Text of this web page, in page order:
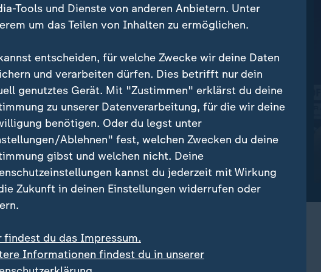
macht Schluss
Olympiasiegerin Gut-
beendet Karriere
Video 0:30
Zweimal EM-Gold gewonnen
Wasserspringer Wesemann:
"Ich bin unfassbar
zufrieden"
Video 2:33
Tools und Dienste von anderen Anbietern. Unter
um das Teilen von Inhalten zu ermöglichen.
entscheiden, für welche Zwecke wir deine Daten
und verarbeiten dürfen. Dies betrifft nur dein
genutztes Gerät. Mit "Zustimmen" erklärst du deine
zu unserer Datenverarbeitung, für die wir deine
benötigen. Oder du legst unter
Ablehnen" fest, welchen Zwecken du deine
gibst und welchen nicht. Deine
kannst du jederzeit mit Wirkung
Zukunft in deinen Einstellungen widerrufen oder
findest du das Impressum.
Informationen findest du in unserer